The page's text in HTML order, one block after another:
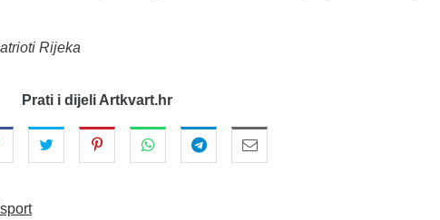
Rijeka
Prati i dijeli Artkvart.hr